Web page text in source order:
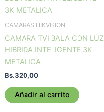
CAMARAS HIKVISION
CAMARA TVI BALA CON LUZ
HIBRIDA INTELIGENTE 3K
METALICA
Bs.320,00
Añadir al carrito